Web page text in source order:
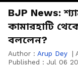
BJP News:
কামারহাটি
বললেন?
Author : Arup Dey |
Published : Jul 06